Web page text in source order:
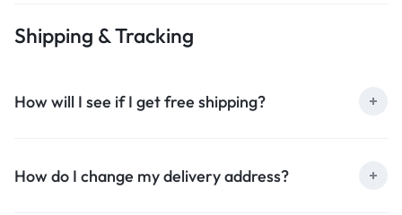
Shipping & Tracking
How will I see if I get free shipping?
How do I change my delivery address?